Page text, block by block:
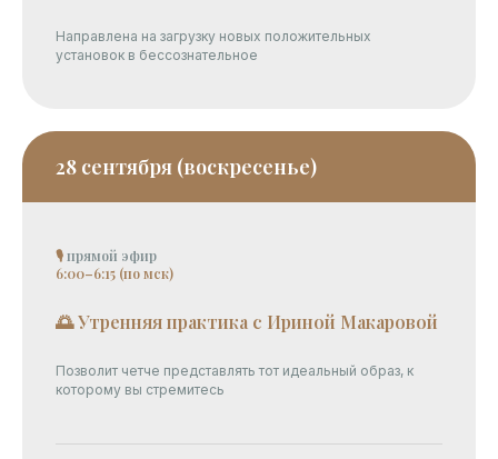
Направлена на загрузку новых положительных
установок в бессознательное
28 сентября (воскресенье)
🎙прямой эфир
6:00–6:15 (по мск)
🌅 Утренняя практика с Ириной Макаровой
Позволит четче представлять тот идеальный образ, к
которому вы стремитесь